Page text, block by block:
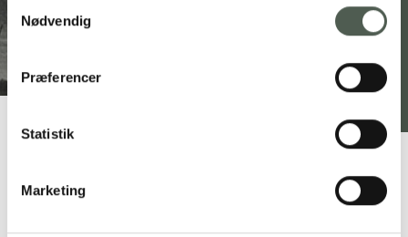
Nødvendig
Præferencer
Statistik
Marketing
Madmødet-menu 2025
I uge 20 inviterer seks lokale spisesteder dig til at opleve